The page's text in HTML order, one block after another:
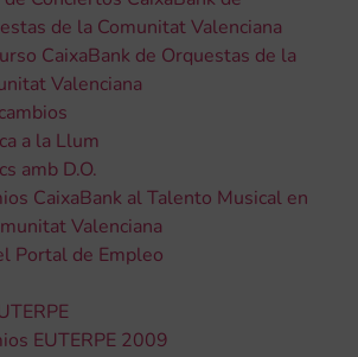
de la Comunitat Valenciana
CaixaBank de Orquestas de la
Valenciana
a la Llum
amb D.O.
CaixaBank al Talento Musical en
Valenciana
Portal de Empleo
EUTERPE 2009